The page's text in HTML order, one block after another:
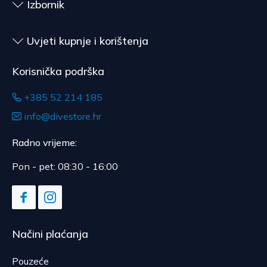
Izbornik
Uvjeti kupnje i korištenja
Korisnička podrška
+385 52 214 185
info@divestore.hr
Radno vrijeme:
Pon - pet: 08:30 - 16:00
Načini plaćanja
Pouzeće